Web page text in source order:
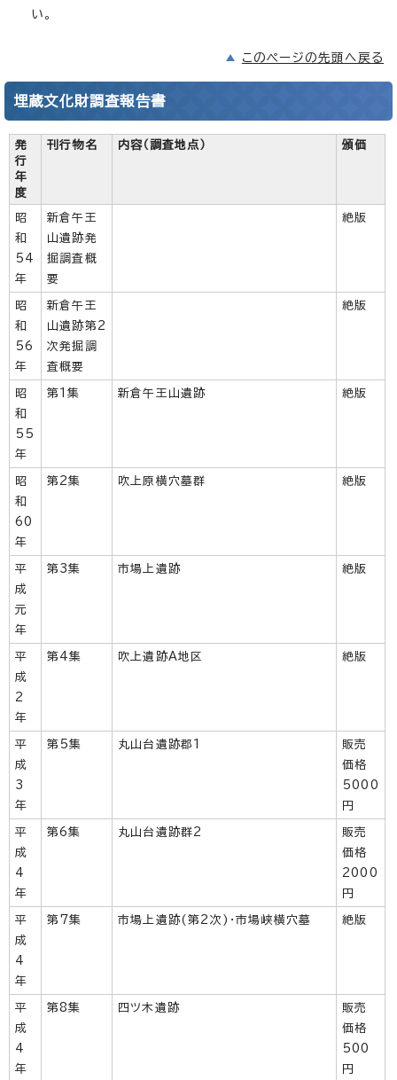
い。
このページの先頭へ戻る
埋蔵文化財調査報告書
発
行
年
度
刊行物名 内容（調査地点） 頒価
昭
和
54
年
新倉午王
山遺跡発
掘調査概
要
絶版
昭
和
56
年
新倉午王
山遺跡第2
次発掘調
査概要
絶版
昭
和
55
年
第1集 新倉午王山遺跡 絶版
昭
和
60
年
第2集 吹上原横穴墓群 絶版
平
成
元
年
第3集 市場上遺跡 絶版
平
成
2
年
第4集 吹上遺跡A地区 絶版
平
成
3
年
第5集 丸山台遺跡郡1
販売
価格
5000
円
平
成
4
年
第6集 丸山台遺跡群2
販売
価格
2000
円
平
成
4
年
第7集 市場上遺跡(第2次)・市場峡横穴墓 絶版
平
成
4
年
第8集 四ツ木遺跡
販売
価格
500
円